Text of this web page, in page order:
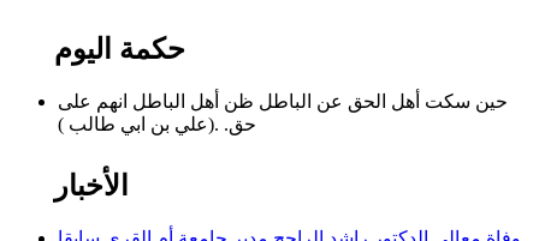
حكمة اليوم
حين سكت أهل الحق عن الباطل ظن أهل الباطل انهم على
حق. .(علي بن ابي طالب )
الأخبار